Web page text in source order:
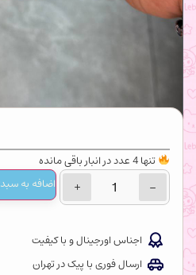
تنها 4 عدد در انبار باقی مانده
−
+ اضافه‌ به سبد
اجناس اورجینال و با کیفیت
ارسال فوری با پیک در تهران